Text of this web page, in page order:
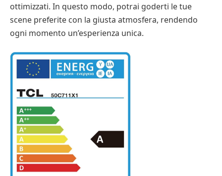
ottimizzati. In questo modo, potrai goderti le tue
scene preferite con la giusta atmosfera, rendendo
ogni momento un’esperienza unica.